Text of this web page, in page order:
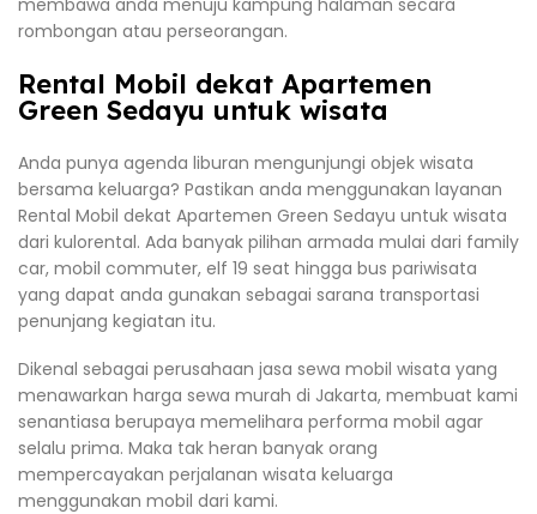
membawa anda menuju kampung halaman secara
rombongan atau perseorangan.
Rental Mobil dekat Apartemen
Green Sedayu untuk wisata
Anda punya agenda liburan mengunjungi objek wisata
bersama keluarga? Pastikan anda menggunakan layanan
Rental Mobil dekat Apartemen Green Sedayu untuk wisata
dari kulorental. Ada banyak pilihan armada mulai dari family
car, mobil commuter, elf 19 seat hingga bus pariwisata
yang dapat anda gunakan sebagai sarana transportasi
penunjang kegiatan itu.
Dikenal sebagai perusahaan jasa sewa mobil wisata yang
menawarkan harga sewa murah di Jakarta, membuat kami
senantiasa berupaya memelihara performa mobil agar
selalu prima. Maka tak heran banyak orang
mempercayakan perjalanan wisata keluarga
menggunakan mobil dari kami.